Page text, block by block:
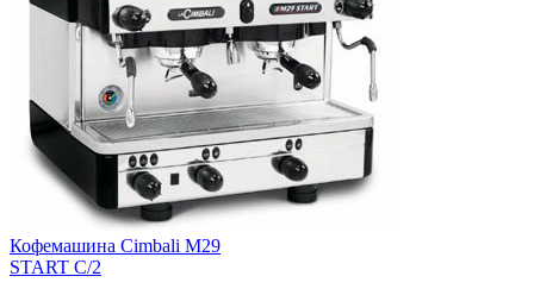
Кофемашина Cimbali M29
START C/2